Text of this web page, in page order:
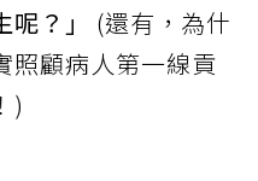
？」
(還有，為什
照顧病人第一線貢
)